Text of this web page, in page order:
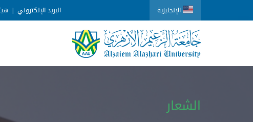
الإنجليزية البريد الإلكتروني |
الشعار